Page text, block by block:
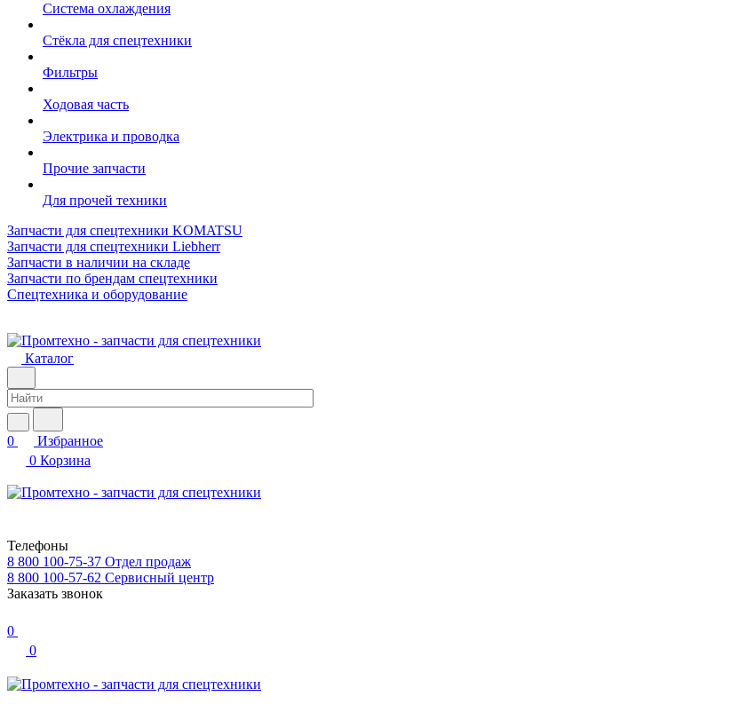
Система охлаждения
Стёкла для спецтехники
Фильтры
Ходовая часть
Электрика и проводка
Прочие запчасти
Для прочей техники
Запчасти для спецтехники KOMATSU
Запчасти для спецтехники Liebherr
Запчасти в наличии на складе
Запчасти по брендам спецтехники
Спецтехника и оборудование
Каталог
0
Избранное
0 Корзина
Телефоны
8 800 100-75-37 Отдел продаж
8 800 100-57-62 Сервисный центр
Заказать звонок
0
0